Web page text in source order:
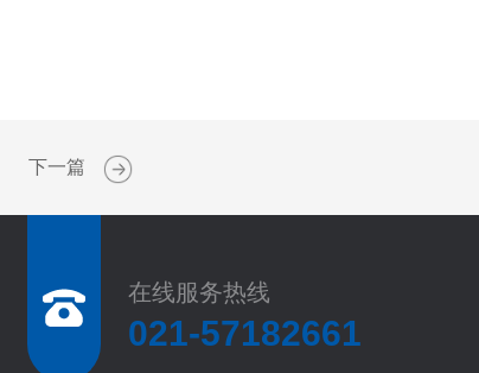
下一篇
在线服务热线
021-57182661